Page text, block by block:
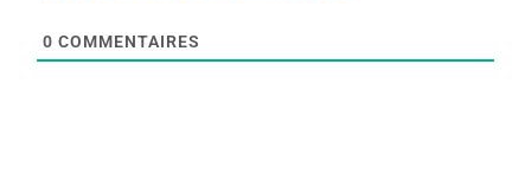
0 COMMENTAIRES